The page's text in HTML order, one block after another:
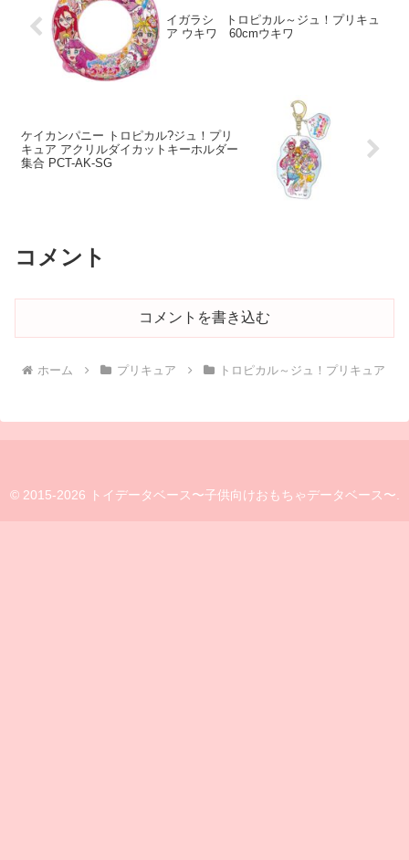
イガラシ トロピカル～ジュ！プリキュ
ア ウキワ 60cmウキワ
ケイカンパニー トロピカル?ジュ！プリ
キュア アクリルダイカットキーホルダー
集合 PCT-AK-SG
コメント
コメントを書き込む
ホーム プリキュア トロピカル～ジュ！プリキュア
© 2015-2026 トイデータベース〜子供向けおもちゃデータベース〜.